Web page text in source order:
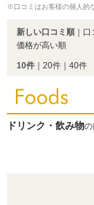
※口コミはお客様の個人的
新しい口コミ順 口
価格が高い順
10件 20件 40件
ドリンク・飲み物